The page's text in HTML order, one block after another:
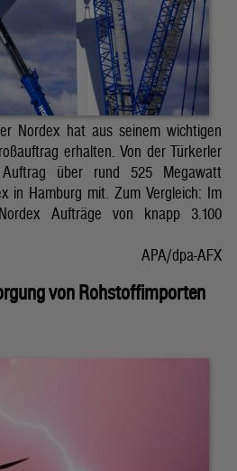
Nordex hat aus seinem wichtigen
erhalten. Von der Türkerler
über rund 525 Megawatt
in Hamburg mit. Zum Vergleich: Im
Aufträge von knapp 3.100
APA/dpa-AFX
von Rohstoffimporten